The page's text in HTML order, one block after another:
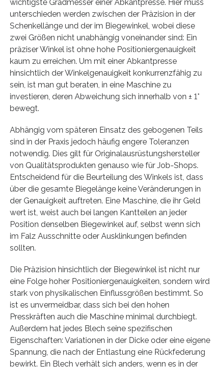
wichtigste Gradmesser einer Abkantpresse. Hier muss
unterschieden werden zwischen der Präzision in der
Schenkellänge und der im Biegewinkel, wobei diese
zwei Größen nicht unabhängig voneinander sind: Ein
präziser Winkel ist ohne hohe Positioniergenauigkeit
kaum zu erreichen. Um mit einer Abkantpresse
hinsichtlich der Winkelgenauigkeit konkurrenzfähig zu
sein, ist man gut beraten, in eine Maschine zu
investieren, deren Abweichung sich innerhalb von ± 1°
bewegt.
Abhängig vom späteren Einsatz des gebogenen Teils
sind in der Praxis jedoch häufig engere Toleranzen
notwendig. Dies gilt für Originalausrüstungshersteller
von Qualitätsprodukten genauso wie für Job-Shops.
Entscheidend für die Beurteilung des Winkels ist, dass
über die gesamte Biegelänge keine Veränderungen in
der Genauigkeit auftreten. Eine Maschine, die ihr Geld
wert ist, weist auch bei langen Kantteilen an jeder
Position denselben Biegewinkel auf, selbst wenn sich
im Falz Ausschnitte oder Ausklinkungen befinden
sollten.
Die Präzision hinsichtlich der Biegewinkel ist nicht nur
eine Folge hoher Positioniergenauigkeiten, sondern wird
stark von physikalischen Einflussgrößen bestimmt. So
ist es unvermeidbar, dass sich bei den hohen
Presskräften auch die Maschine minimal durchbiegt.
Außerdem hat jedes Blech seine spezifischen
Eigenschaften: Variationen in der Dicke oder eine eigene
Spannung, die nach der Entlastung eine Rückfederung
bewirkt. Ein Blech verhält sich anders, wenn es in der